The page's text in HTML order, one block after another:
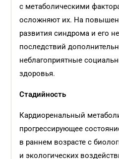
с метаболическими
осложняют их. На
развития синдрома и его
последствий
неблагоприятные
здоровья.
Стадийность
Кардиоренальный
прогрессирующее
в раннем возрасте с
и экологических